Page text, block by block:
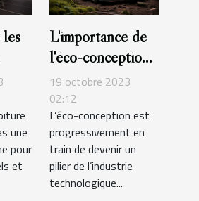
une
pour
et
L'importance de
l'éco-conception
dans l'industrie
tech
19 octobre 2023
02:12
L’éco-conception est
progressivement en
train de devenir un
pilier de l’industrie
technologique...